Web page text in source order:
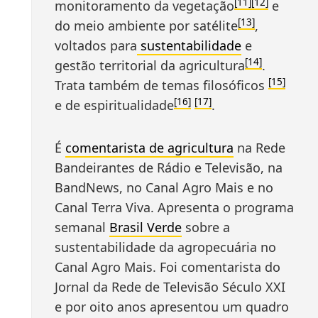
monitoramento da vegetação
e
do meio ambiente por satélite[13],
voltados para sustentabilidadee
gestão territorial da agricultura[14].
Trata também de temas filosóficos [15]
e de espiritualidade[16] [17].
É comentarista de agricultura na Rede
Bandeirantes de Rádio e Televisão, na
BandNews, no Canal Agro Mais e no
Canal Terra Viva. Apresenta o programa
semanal Brasil Verdesobre a
sustentabilidade da agropecuária no
Canal Agro Mais. Foi comentarista do
Jornal da Rede de Televisão Século XXI
e por oito anos apresentou um quadro